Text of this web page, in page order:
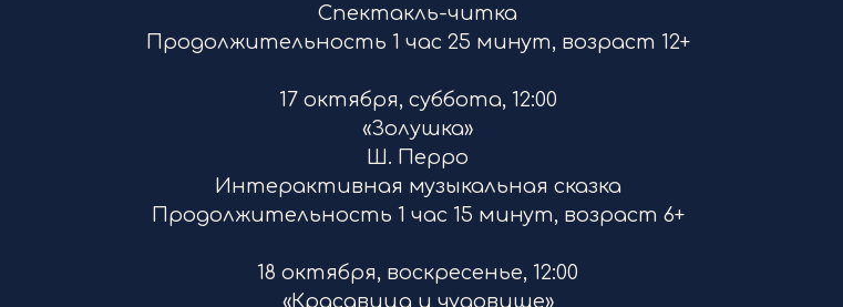
Спектакль-читка
Продолжительность 1 час 25 минут, возраст 12+
17 октября, суббота, 12:00
«Золушка»
Ш. Перро
Интерактивная музыкальная сказка
Продолжительность 1 час 15 минут, возраст 6+
18 октября, воскресенье, 12:00
«Красавица и чудовище»